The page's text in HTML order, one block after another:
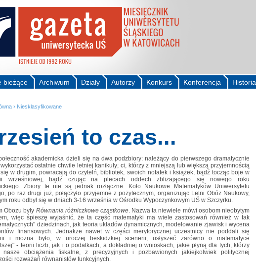
Historia
Konferencja
Konkurs
Autorzy
Działy
Archiwum
bieżące
› Niesklasyfikowane
to czas...
akademicka dzieli się na dwa podzbiory: należący do pierwszego dramatycznie
ostatnie chwile letniej kanikuły; ci, którzy z mniejszą lub większą przyjemnością
w drugim, powracają do czytelń, bibliotek, swoich notatek i książek, bądź tocząc boje w
wrześniowej, bądź czując na plecach oddech zbliżającego się nowego roku
Zbiory te nie są jednak rozłączne: Koło Naukowe Matematyków Uniwersytetu
po raz drugi już, połączyło przyjemne z pożytecznym, organizując Letni Obóz Naukowy,
roku odbył się w dniach 3-16 września w Ośrodku Wypoczynkowym UŚ w Szczyrku.
Obozu były Równania różniczkowe cząstkowe. Nazwa ta niewiele mówi osobom nieobytym
więc śpieszę wyjaśnić, że ta część matematyki ma wiele zastosowań również w tak
dziedzinach, jak teoria układów dynamicznych, modelowanie zjawisk i wycena
finansowych. Jednakże nawet w części merytorycznej uczestnicy nie poddali się
i można było, w uroczej beskidzkiej scenerii, usłyszeć zarówno o matematyce
- teorii liczb, jak i o podatkach, a dokładniej o wnioskach, jakie płyną dla tych, którzy
nasze obciążenia fiskalne, z precyzyjnych i pozbawionych jakiejkolwiek politycznej
rozważań równanistów funkcyjnych.